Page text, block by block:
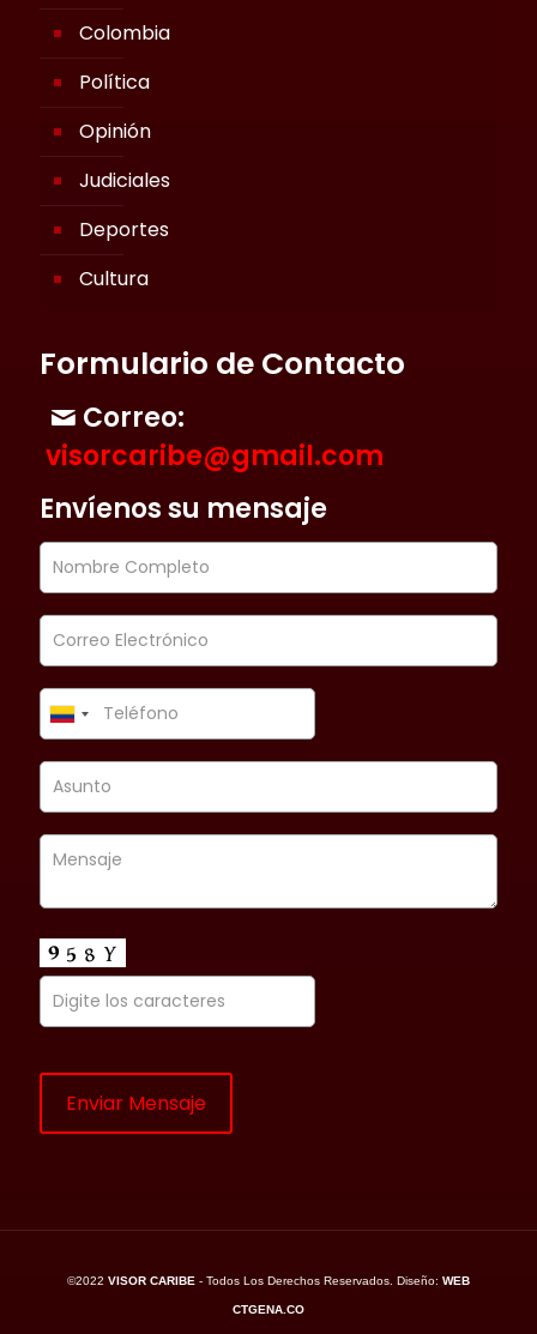
Colombia
Política
Opinión
Judiciales
Deportes
Cultura
Formulario de Contacto
Correo:
visorcaribe@gmail.com
Envíenos su mensaje
©2022 VISOR CARIBE - Todos Los Derechos Reservados. Diseño: WEB
CTGENA.CO